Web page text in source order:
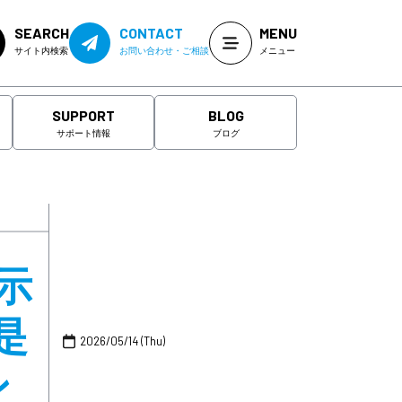
SEARCH
サイト内検索
CONTACT
お問い合わせ・ご相談
MENU
メニュー
SUPPORT
サポート情報
BLOG
ブログ
2026/05/14 (Thu)